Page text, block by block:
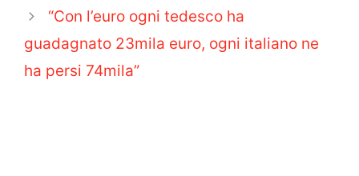
“Con l’euro ogni tedesco ha
guadagnato 23mila euro, ogni italiano ne
ha persi 74mila”